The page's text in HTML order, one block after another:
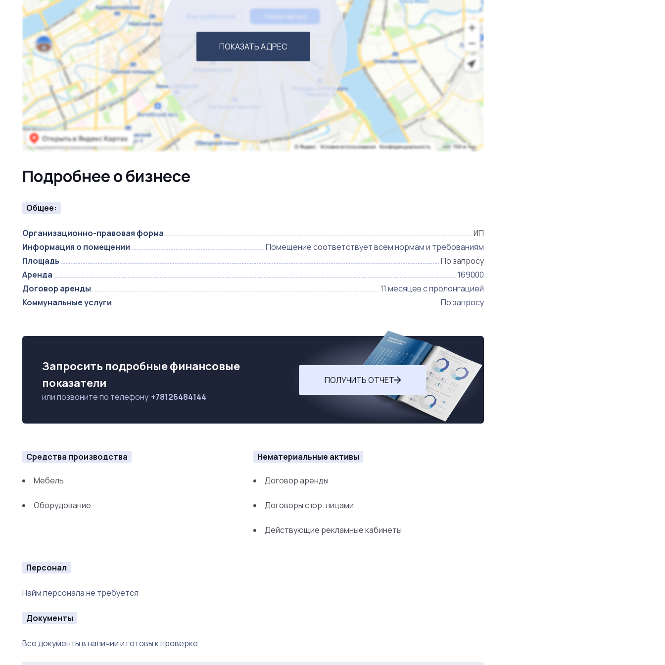
ПОКАЗАТЬ АДРЕС
Подробнее о бизнесе
Общее:
Организационно-правовая форма
ИП
Информация о помещении
Помещение соответствует всем нормам и требованиям
Площадь
По запросу
Аренда
169000
Договор аренды
11 месяцев с пролонгацией
Коммунальные услуги
По запросу
Запросить подробные финансовые
показатели
или позвоните по телефону +78126484144
ПОЛУЧИТЬ ОТЧЕТ
Средства производства
Мебель
Оборудование
Нематериальные активы
Договор аренды
Договоры с юр. лицами
Действующие рекламные кабинеты
Персонал
Найм персонала не требуется
Документы
Все документы в наличии и готовы к проверке